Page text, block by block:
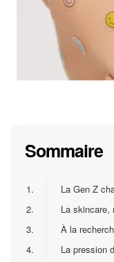
Sommaire
1.
La Gen Z
2.
La skincare,
3.
À la
4.
La pression